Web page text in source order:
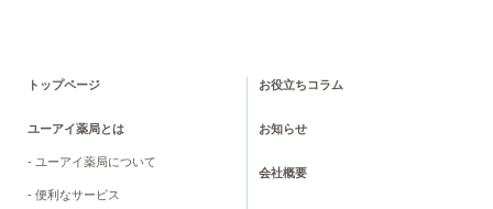
トップページ
ユーアイ薬局とは
- ユーアイ薬局について
- 便利なサービス
お役立ちコラム
お知らせ
会社概要